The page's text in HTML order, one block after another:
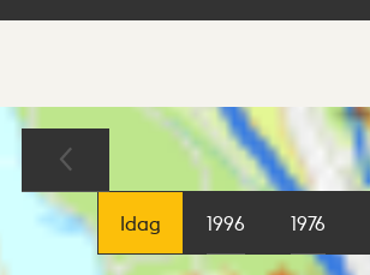
Karta
Idag 1996 1976